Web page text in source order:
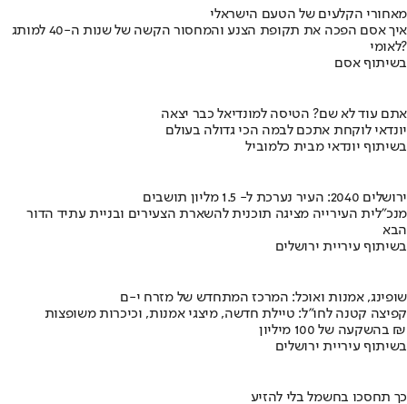
מאחורי הקלעים של הטעם הישראלי
איך אסם הפכה את תקופת הצנע והמחסור הקשה של שנות ה-40 למותג
לאומי?
בשיתוף אסם
אתם עוד לא שם? הטיסה למונדיאל כבר יצאה
יונדאי לוקחת אתכם לבמה הכי גדולה בעולם
בשיתוף יונדאי מבית כלמוביל
ירושלים 2040: העיר נערכת ל- 1.5 מליון תושבים
מנכ"לית העירייה מציגה תוכנית להשארת הצעירים ובניית עתיד הדור
הבא
בשיתוף עיריית ירושלים
שופינג, אמנות ואוכל: המרכז המתחדש של מזרח י-ם
קפיצה קטנה לחו"ל: טיילת חדשה, מיצגי אמנות, וכיכרות משופצות
בהשקעה של 100 מיליון ₪
בשיתוף עיריית ירושלים
כך תחסכו בחשמל בלי להזיע